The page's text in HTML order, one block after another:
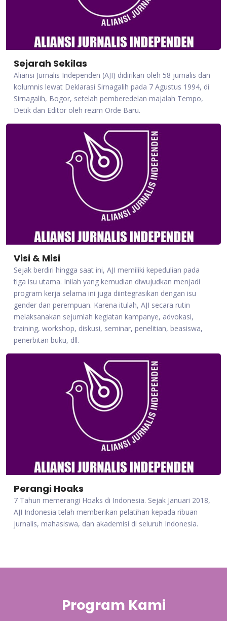
Sejarah Sekilas
Aliansi Jurnalis Independen (AJI) didirikan oleh 58 jurnalis dan
kolumnis lewat Deklarasi Sirnagalih pada 7 Agustus 1994, di
Sirnagalih, Bogor, setelah pemberedelan majalah Tempo,
Detik dan Editor oleh rezim Orde Baru.
Visi & Misi
Sejak berdiri hingga saat ini, AJI memiliki kepedulian pada
tiga isu utama. Inilah yang kemudian diwujudkan menjadi
program kerja selama ini juga diintegrasikan dengan isu
gender dan perempuan. Karena itulah, AJI secara rutin
melaksanakan sejumlah kegiatan kampanye, advokasi,
training, workshop, diskusi, seminar, penelitian, beasiswa,
penerbitan buku, dll.
Perangi Hoaks
7 Tahun memerangi Hoaks di Indonesia. Sejak Januari 2018,
AJI Indonesia telah memberikan pelatihan kepada ribuan
jurnalis, mahasiswa, dan akademisi di seluruh Indonesia.
Program Kami